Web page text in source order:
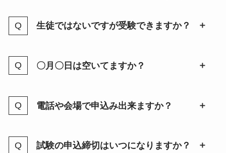
生徒ではないですが受験できますか？
〇月〇日は空いてますか？
電話や会場で申込み出来ますか？
試験の申込締切はいつになりますか？